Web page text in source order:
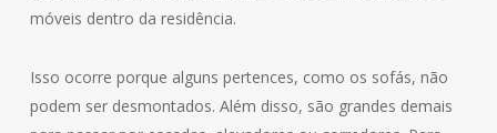
móveis dentro da residência.
Isso ocorre porque alguns pertences, como os sofás, não
podem ser desmontados. Além disso, são grandes demais